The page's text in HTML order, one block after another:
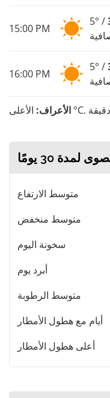
15:00 PM
5° /
16:00 PM
5° /
الأعراف:
30 يومًا
متوسط ​​الارتفاع
متوسط ​​منخفض
سخونة اليوم
أبرد يوم
متوسط ​​الرطوبة
أيام مع هطول الأمطار
أعلى هطول الأمطار